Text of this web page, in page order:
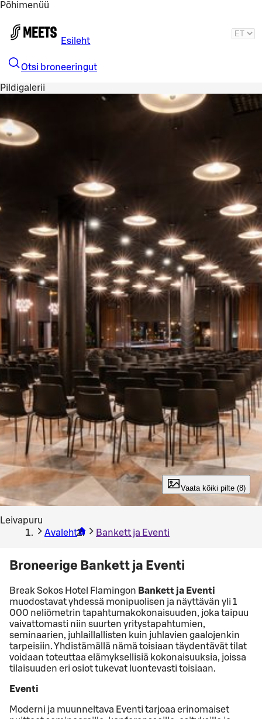
Põhimenüü
Esileht
Otsi broneeringut
Pildigalerii
Vaata pilti 1 / 8
Vaata kõiki pilte (8)
Leivapuru
Avaleht
Bankett ja Eventi
Broneerige Bankett ja Eventi
Break Sokos Hotel Flamingon Bankett ja Eventi
muodostavat yhdessä monipuolisen ja näyttävän yli 1
000 neliömetrin tapahtumakokonaisuuden, joka taipuu
vaivattomasti niin suurten yritystapahtumien,
seminaarien, juhlaillallisten kuin juhlavien gaalojenkin
tarpeisiin. Yhdistämällä nämä toisiaan täydentävät tilat
voidaan toteuttaa elämyksellisiä kokonaisuuksia, joissa
tilaisuuden eri osiot tukevat luontevasti toisiaan.
Eventi
Moderni ja muunneltava Eventi tarjoaa erinomaiset